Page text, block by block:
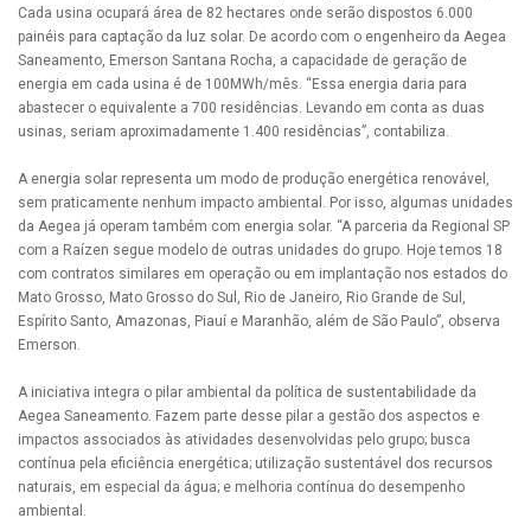
Cada usina ocupará área de 82 hectares onde serão dispostos 6.000
painéis para captação da luz solar. De acordo com o engenheiro da Aegea
Saneamento, Emerson Santana Rocha, a capacidade de geração de
energia em cada usina é de 100MWh/mês. “Essa energia daria para
abastecer o equivalente a 700 residências. Levando em conta as duas
usinas, seriam aproximadamente 1.400 residências”, contabiliza.
A energia solar representa um modo de produção energética renovável,
sem praticamente nenhum impacto ambiental. Por isso, algumas unidades
da Aegea já operam também com energia solar. “A parceria da Regional SP
com a Raízen segue modelo de outras unidades do grupo. Hoje temos 18
com contratos similares em operação ou em implantação nos estados do
Mato Grosso, Mato Grosso do Sul, Rio de Janeiro, Rio Grande de Sul,
Espírito Santo, Amazonas, Piauí e Maranhão, além de São Paulo”, observa
Emerson.
A iniciativa integra o pilar ambiental da política de sustentabilidade da
Aegea Saneamento. Fazem parte desse pilar a gestão dos aspectos e
impactos associados às atividades desenvolvidas pelo grupo; busca
contínua pela eficiência energética; utilização sustentável dos recursos
naturais, em especial da água; e melhoria contínua do desempenho
ambiental.